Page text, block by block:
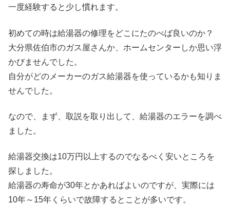
一度経験すると少し慣れます。
初めての時は給湯器の修理をどこにたのべば良いのか？
大分県佐伯市のガス屋さんか、ホームセンターしか思い浮
かびませんでした。
自分がどのメーカーのガス給湯器を使っているかも知りま
せんでした。
なので、まず、取説を取り出して、給湯器のエラーを調べ
ました。
給湯器交換は10万円以上するのでなるべく安いところを
探しました。
給湯器の寿命が30年とかあればよいのですが、実際には
10年～15年くらいで故障するとことが多いです。